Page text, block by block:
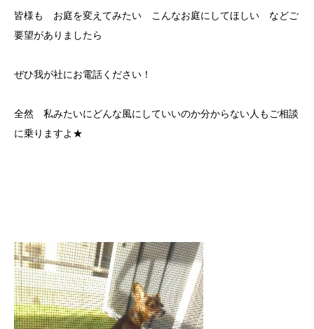
皆様も お庭を変えてみたい こんなお庭にしてほしい などご
要望がありましたら
ぜひ我が社にお電話ください！
全然 私みたいにどんな風にしていいのか分からない人もご相談
に乗りますよ★